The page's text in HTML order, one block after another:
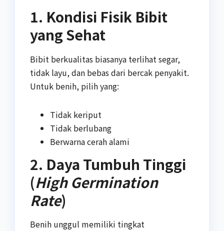
1. Kondisi Fisik Bibit
yang Sehat
Bibit berkualitas biasanya terlihat segar,
tidak layu, dan bebas dari bercak penyakit.
Untuk benih, pilih yang:
Tidak keriput
Tidak berlubang
Berwarna cerah alami
2. Daya Tumbuh Tinggi
(High Germination
Rate)
Benih unggul memiliki tingkat